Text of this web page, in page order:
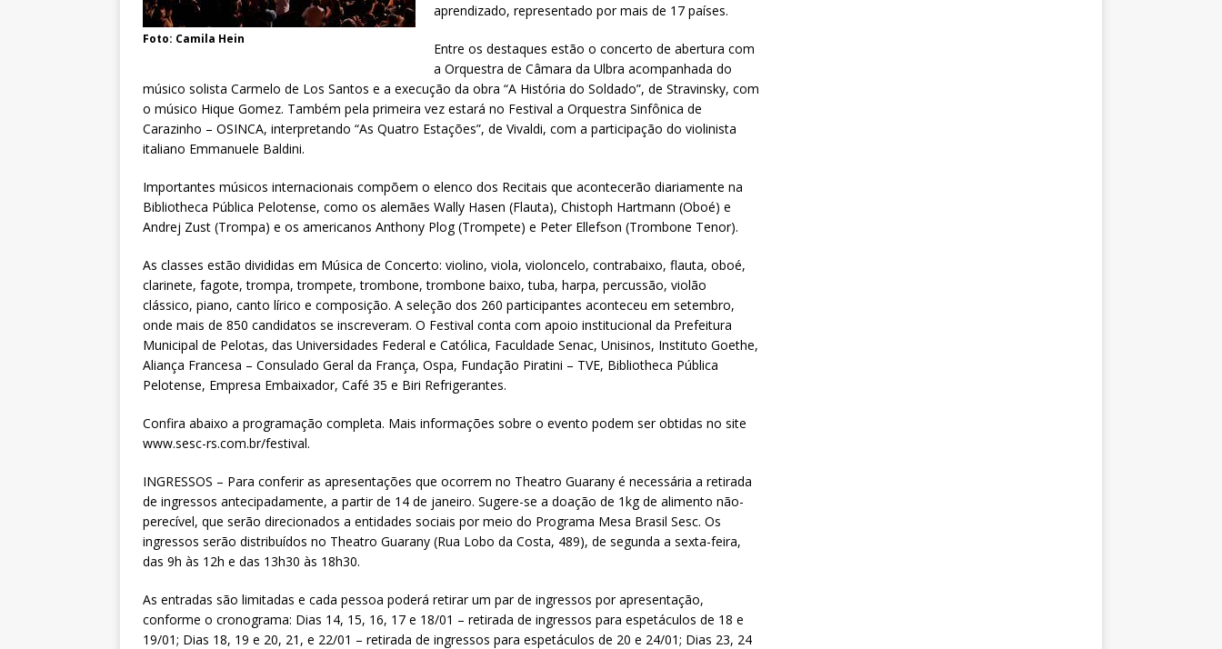
Foto: Camila Hein
aprendizado, representado por mais de 17 países.
Entre os destaques estão o concerto de abertura com
a Orquestra de Câmara da Ulbra acompanhada do
músico solista Carmelo de Los Santos e a execução da obra “A História do Soldado”, de Stravinsky, com
o músico Hique Gomez. Também pela primeira vez estará no Festival a Orquestra Sinfônica de
Carazinho – OSINCA, interpretando “As Quatro Estações”, de Vivaldi, com a participação do violinista
italiano Emmanuele Baldini.
Importantes músicos internacionais compõem o elenco dos Recitais que acontecerão diariamente na
Bibliotheca Pública Pelotense, como os alemães Wally Hasen (Flauta), Chistoph Hartmann (Oboé) e
Andrej Zust (Trompa) e os americanos Anthony Plog (Trompete) e Peter Ellefson (Trombone Tenor).
As classes estão divididas em Música de Concerto: violino, viola, violoncelo, contrabaixo, flauta, oboé,
clarinete, fagote, trompa, trompete, trombone, trombone baixo, tuba, harpa, percussão, violão
clássico, piano, canto lírico e composição. A seleção dos 260 participantes aconteceu em setembro,
onde mais de 850 candidatos se inscreveram. O Festival conta com apoio institucional da Prefeitura
Municipal de Pelotas, das Universidades Federal e Católica, Faculdade Senac, Unisinos, Instituto Goethe,
Aliança Francesa – Consulado Geral da França, Ospa, Fundação Piratini – TVE, Bibliotheca Pública
Pelotense, Empresa Embaixador, Café 35 e Biri Refrigerantes.
Confira abaixo a programação completa. Mais informações sobre o evento podem ser obtidas no site
www.sesc-rs.com.br/festival.
INGRESSOS – Para conferir as apresentações que ocorrem no Theatro Guarany é necessária a retirada
de ingressos antecipadamente, a partir de 14 de janeiro. Sugere-se a doação de 1kg de alimento não-
perecível, que serão direcionados a entidades sociais por meio do Programa Mesa Brasil Sesc. Os
ingressos serão distribuídos no Theatro Guarany (Rua Lobo da Costa, 489), de segunda a sexta-feira,
das 9h às 12h e das 13h30 às 18h30.
As entradas são limitadas e cada pessoa poderá retirar um par de ingressos por apresentação,
conforme o cronograma: Dias 14, 15, 16, 17 e 18/01 – retirada de ingressos para espetáculos de 18 e
19/01; Dias 18, 19 e 20, 21, e 22/01 – retirada de ingressos para espetáculos de 20 e 24/01; Dias 23, 24